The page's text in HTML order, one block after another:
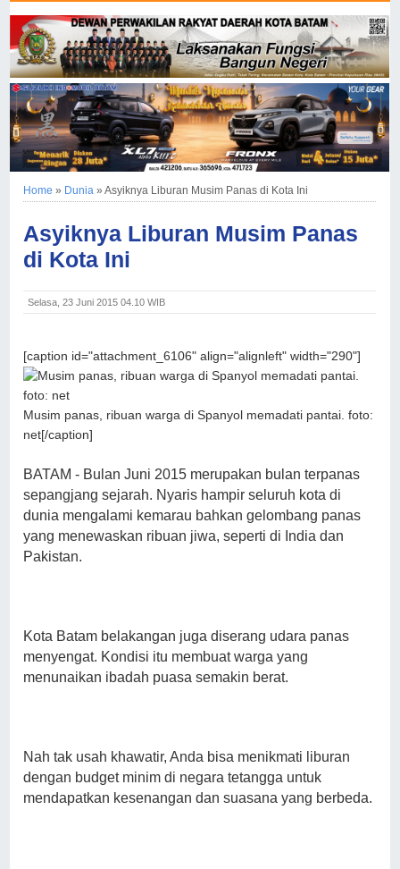
Home » Dunia »Asyiknya Liburan Musim Panas di Kota Ini
Asyiknya Liburan Musim Panas
di Kota Ini
Selasa, 23 Juni 2015 04.10 WIB
[caption id="attachment_6106" align="alignleft" width="290"]
Musim panas, ribuan warga di Spanyol memadati pantai. foto:
net[/caption]
BATAM - Bulan Juni 2015 merupakan bulan terpanas
sepangjang sejarah. Nyaris hampir seluruh kota di
dunia mengalami kemarau bahkan gelombang panas
yang menewaskan ribuan jiwa, seperti di India dan
Pakistan.
Kota Batam belakangan juga diserang udara panas
menyengat. Kondisi itu membuat warga yang
menunaikan ibadah puasa semakin berat.
Nah tak usah khawatir, Anda bisa menikmati liburan
dengan budget minim di negara tetangga untuk
mendapatkan kesenangan dan suasana yang berbeda.